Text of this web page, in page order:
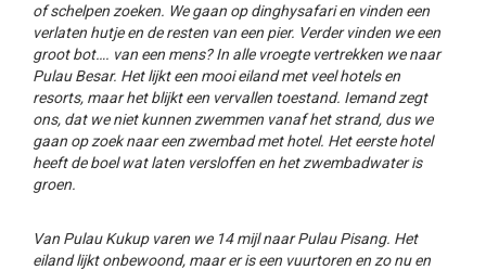
of schelpen zoeken. We gaan op dinghysafari en vinden een
verlaten hutje en de resten van een pier. Verder vinden we een
groot bot…. van een mens? In alle vroegte vertrekken we naar
Pulau Besar. Het lijkt een mooi eiland met veel hotels en
resorts, maar het blijkt een vervallen toestand. Iemand zegt
ons, dat we niet kunnen zwemmen vanaf het strand, dus we
gaan op zoek naar een zwembad met hotel. Het eerste hotel
heeft de boel wat laten versloffen en het zwembadwater is
groen.
Van Pulau Kukup varen we 14 mijl naar Pulau Pisang. Het
eiland lijkt onbewoond, maar er is een vuurtoren en zo nu en